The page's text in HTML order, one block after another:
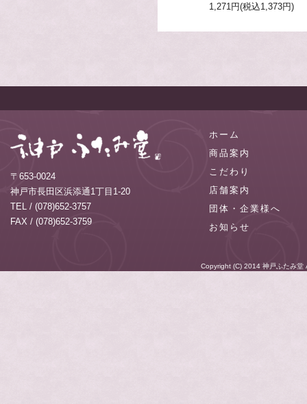
1,271円(税込1,373円)
〒653-0024
神戸市長田区浜添通1丁目1-20
TEL / (078)652-3757
FAX / (078)652-3759
ホーム
商品案内
こだわり
店舗案内
団体・企業様へ
お知らせ
Copyright (C) 2014神戸ふたみ堂